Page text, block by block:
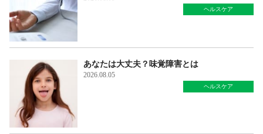
ヘルスケア
あなたは大丈夫？味覚障害とは
2026.08.05
ヘルスケア